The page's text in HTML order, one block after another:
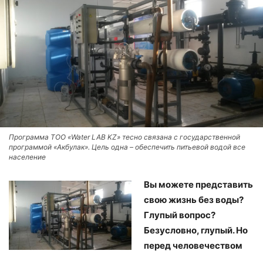
Программа ТОО «Water LAB KZ» тесно связана с государственной
программой «Акбулак». Цель одна – обеспечить питьевой водой все
население
Вы можете представить
свою жизнь без воды?
Глупый вопрос?
Безусловно, глупый. Но
перед человечеством